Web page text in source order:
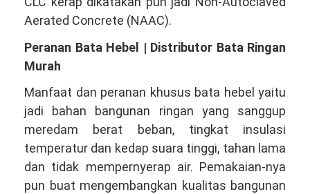
Aerated Concrete (NAAC).
Peranan Bata Hebel | Distributor Bata Ringan
Murah
Manfaat dan peranan khusus bata hebel yaitu
jadi bahan bangunan ringan yang sanggup
meredam berat beban, tingkat insulasi
temperatur dan kedap suara tinggi, tahan lama
dan tidak mempernyerap air. Pemakaian-nya
pun buat mengembangkan kualitas bangunan